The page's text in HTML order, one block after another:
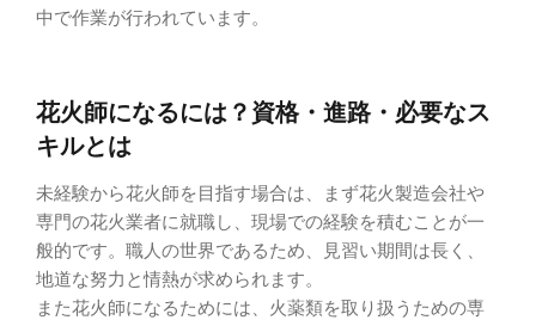
中で作業が行われています。
花火師になるには？資格・進路・必要なス
キルとは
未経験から花火師を目指す場合は、まず花火製造会社や
専門の花火業者に就職し、現場での経験を積むことが一
般的です。職人の世界であるため、見習い期間は長く、
地道な努力と情熱が求められます。
また花火師になるためには、火薬類を取り扱うための専